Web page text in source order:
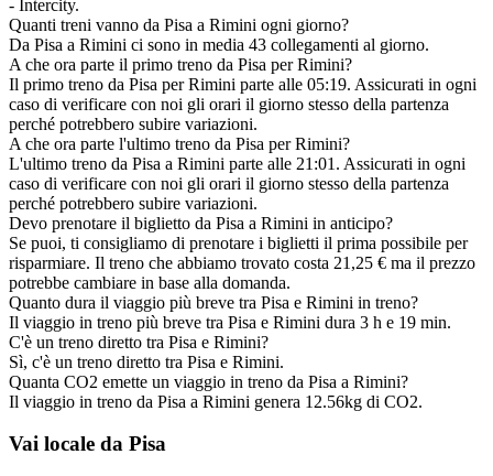
- Intercity.
Quanti treni vanno da Pisa a Rimini ogni giorno?
Da Pisa a Rimini ci sono in media 43 collegamenti al giorno.
A che ora parte il primo treno da Pisa per Rimini?
Il primo treno da Pisa per Rimini parte alle 05:19. Assicurati in ogni
caso di verificare con noi gli orari il giorno stesso della partenza
perché potrebbero subire variazioni.
A che ora parte l'ultimo treno da Pisa per Rimini?
L'ultimo treno da Pisa a Rimini parte alle 21:01. Assicurati in ogni
caso di verificare con noi gli orari il giorno stesso della partenza
perché potrebbero subire variazioni.
Devo prenotare il biglietto da Pisa a Rimini in anticipo?
Se puoi, ti consigliamo di prenotare i biglietti il prima possibile per
risparmiare. Il treno che abbiamo trovato costa 21,25 € ma il prezzo
potrebbe cambiare in base alla domanda.
Quanto dura il viaggio più breve tra Pisa e Rimini in treno?
Il viaggio in treno più breve tra Pisa e Rimini dura 3 h e 19 min.
C'è un treno diretto tra Pisa e Rimini?
Sì, c'è un treno diretto tra Pisa e Rimini.
Quanta CO2 emette un viaggio in treno da Pisa a Rimini?
Il viaggio in treno da Pisa a Rimini genera 12.56kg di CO2.
Vai locale da Pisa